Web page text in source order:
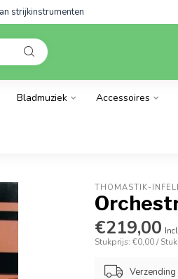
strijkinstrumenten
Bladmuziek Accessoires
THOMASTIK-
€219,00
Stukprijs: €0,00 / Stuk